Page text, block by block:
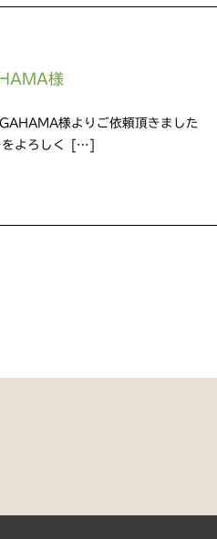
様
様よりご依頼頂きました
をよろしく […]